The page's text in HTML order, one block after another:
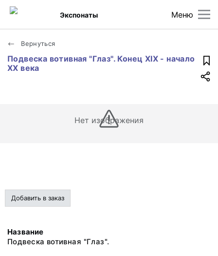
Меню
Экспонаты
Вернуться
Подвеска вотивная "Глаз". Конец XIX - начало
XX века
Нет изображения
Добавить в заказ
Название
Подвеска вотивная "Глаз".